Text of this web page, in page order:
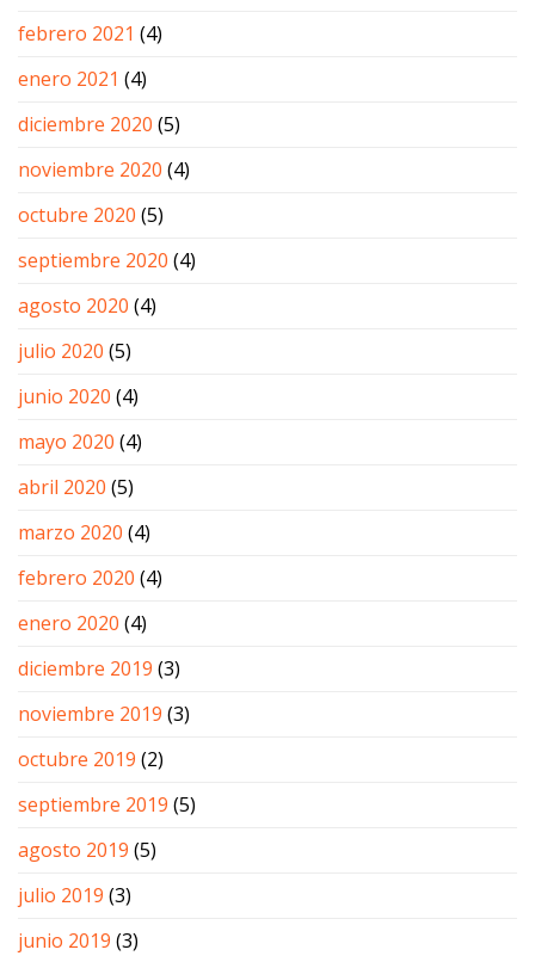
febrero 2021 (4)
enero 2021 (4)
diciembre 2020 (5)
noviembre 2020 (4)
octubre 2020 (5)
septiembre 2020 (4)
agosto 2020 (4)
julio 2020 (5)
junio 2020 (4)
mayo 2020 (4)
abril 2020 (5)
marzo 2020 (4)
febrero 2020 (4)
enero 2020 (4)
diciembre 2019 (3)
noviembre 2019 (3)
octubre 2019 (2)
septiembre 2019 (5)
agosto 2019 (5)
julio 2019 (3)
junio 2019 (3)